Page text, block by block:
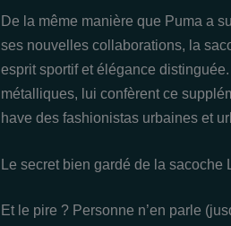
De la même manière que Puma a
ses nouvelles collaborations, la
esprit sportif et élégance
métalliques, lui confèrent ce
have des fashionistas urbaines et
Le secret bien gardé de la sacoche
Et le pire ? Personne n’en parle